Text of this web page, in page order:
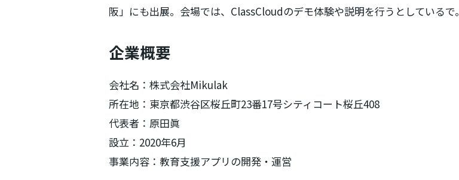
阪」にも出展。会場では、ClassCloudのデモ体験や説明を行うとしているで。
企業概要
会社名：株式会社Mikulak
所在地：東京都渋谷区桜丘町23番17号シティコート桜丘408
代表者：原田眞
設立：2020年6月
事業内容：教育支援アプリの開発・運営